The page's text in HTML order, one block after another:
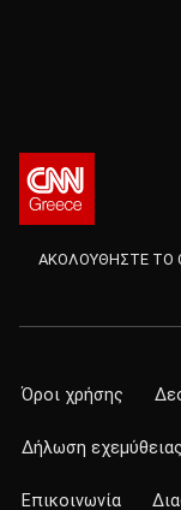
ΑΚΟΛΟΥΘΗΣΤΕ ΤΟ
Όροι χρήσης
Δήλωση εχεμύθειας
Επικοινωνία